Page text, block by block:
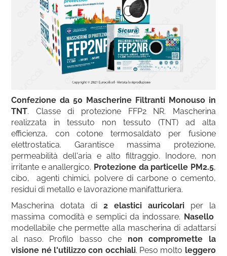
Confezione da 50 Mascherine Filtranti Monouso in
TNT. Classe di protezione FFP2 NR. Mascherina
realizzata in tessuto non tessuto (TNT) ad alta
efficienza, con cotone termosaldato per fusione
elettrostatica. Garantisce massima protezione,
permeabilità dell'aria e alto filtraggio. Inodore, non
irritante e anallergico. Protezione da particelle PM2.5,
cibo, agenti chimici, polvere di carbone o cemento,
residui di metallo e lavorazione manifatturiera.
Mascherina dotata di2 elastici auricolariper la
massima comodità e semplici da indossare. Nasello
modellabile che permette alla mascherina di adattarsi
al naso. Profilo basso che non compromette la
visione né l'utilizzo con occhiali. Peso molto leggero